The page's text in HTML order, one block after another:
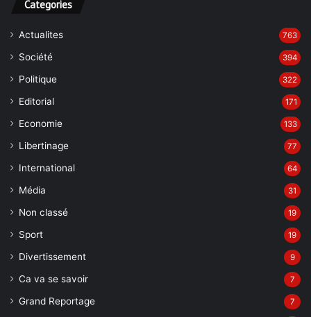
Editorial
Economie 133
Libertinage 77
International 64
Média 31
Non classé 19
Sport 19
Divertissement 9
Ca va se savoir 7
Grand Reportage 7
Environnement 5
Video 5
Region 4